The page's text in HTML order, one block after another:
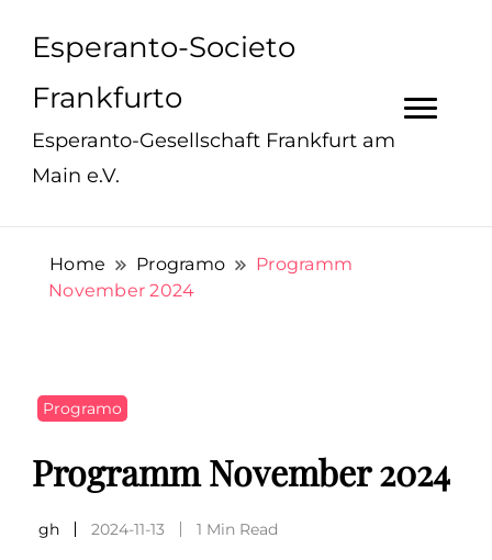
Esperanto-Societo
Frankfurto
Esperanto-Gesellschaft Frankfurt am
Main e.V.
Home Programo
Programm
November 2024
Programo
Programm November 2024
gh 2024-11-13 1 Min Read